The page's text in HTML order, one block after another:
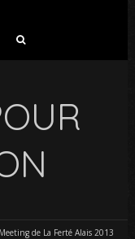
Meeting de La Ferté Alais 2013